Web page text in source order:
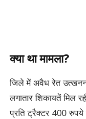
​क्या था मामला?
​जिले में अवैध रेत उत्खनन
लगातार शिकायतें मिल
प्रति ट्रैक्टर 400